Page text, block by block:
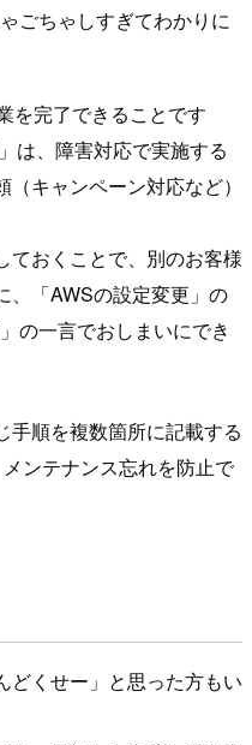
ごちゃしすぎてわかりに
を完了できることです
は、障害対応で実施する
キャンペーン対応など）
ておくことで、別のお客様
、「AWSの設定変更」の
の一言でおしまいにでき
手順を複数箇所に記載する
ンテナンス忘れを防止で
どくせー」と思った方もい